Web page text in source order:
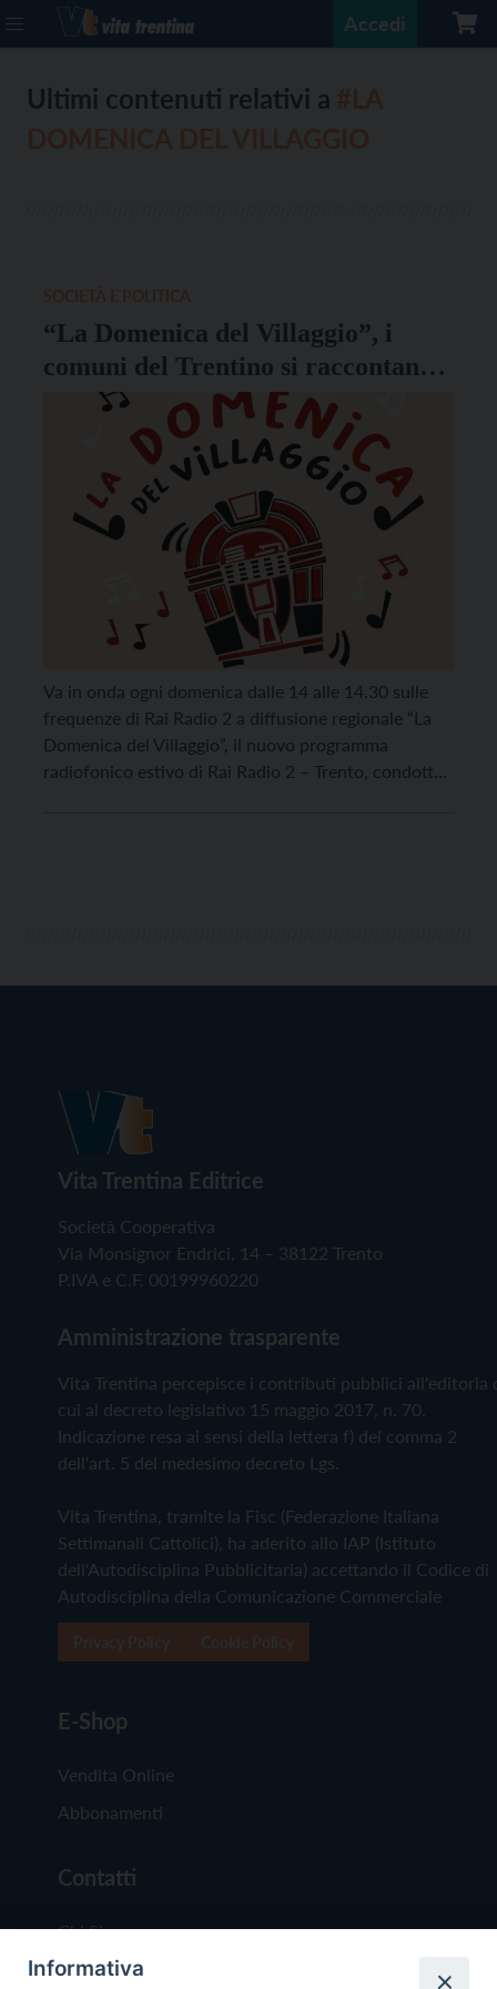
Accedi
Ultimi contenuti relativi a
“La Domenica del Villaggio”, i
comuni del Trentino si raccontano
su Rai Radio 2
Va in onda ogni domenica dalle 14 alle 14.30 sulle
frequenze di Rai Radio 2 a diffusione regionale “La
Domenica del Villaggio”, il nuovo programma
radiofonico estivo di Rai Radio 2 – Trento, condotto
Vita Trentina Editrice
Società Cooperativa
Via Monsignor Endrici, 14 – 38122 Trento
P.IVA e C.F. 00199960220
Amministrazione trasparente
Vita Trentina percepisce i contributi pubblici all'editoria
cui al decreto legislativo 15 maggio 2017, n. 70.
Indicazione resa ai sensi della lettera f) del comma 2
dell'art. 5 del medesimo decreto Lgs.
Vita Trentina, tramite la Fisc (Federazione Italiana
Settimanali Cattolici), ha aderito allo IAP (Istituto
dell'Autodisciplina Pubblicitaria) accettando il Codice di
Autodisciplina della Comunicazione Commerciale
E-Shop
Vendita Online
Abbonamenti
Contatti
Chi Siamo
Redazione
Informativa